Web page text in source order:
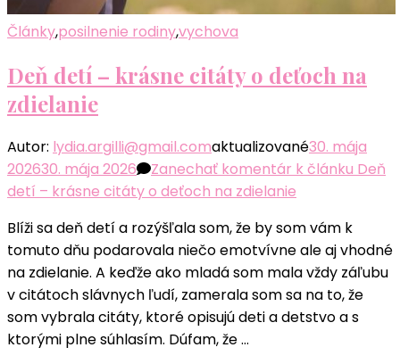
Články,posilnenie rodiny,vychova
Deň detí – krásne citáty o deťoch na
zdielanie
Autor: lydia.argilli@gmail.comaktualizované30. mája
202630. mája 2026 Zanechať komentár k článku Deň
detí – krásne citáty o deťoch na zdielanie
Blíži sa deň detí a rozýšľala som, že by som vám k
tomuto dňu podarovala niečo emotvívne ale aj vhodné
na zdielanie. A keďže ako mladá som mala vždy záľubu
v citátoch slávnych ľudí, zamerala som sa na to, že
som vybrala citáty, ktoré opisujú deti a detstvo a s
ktorými plne súhlasím. Dúfam, že …